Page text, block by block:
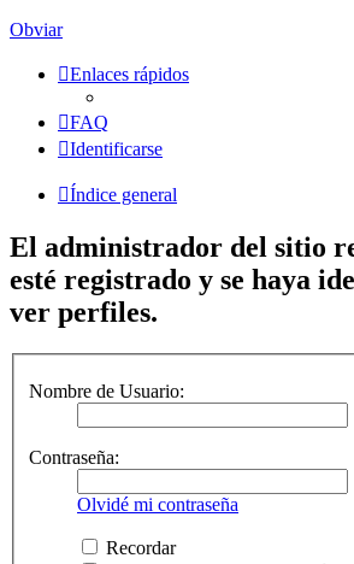
Obviar
Enlaces rápidos
FAQ
Identificarse
Índice general
El administrador del sitio
esté registrado y se haya
ver perfiles.
Nombre de Usuario:
Contraseña:
Olvidé mi contraseña
Recordar